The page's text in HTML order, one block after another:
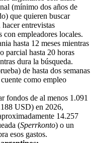
(mínimo dos años de
que quieren buscar
entrevistas
con empleadores locales.
hasta 12 meses mientras
parcial hasta 20 horas
dura la búsqueda.
de hasta dos semanas
como empleo
fondos de al menos 1.091
USD) en 2026,
14.257
(Sperrkonto) o un
esos gastos.